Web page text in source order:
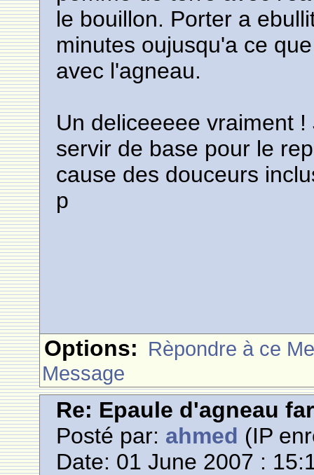
le bouillon. Porter a
minutes oujusqu'a ce
avec l'agneau.
Un deliceeeee vraiment
servir de base pour le
cause des douceurs
p
Options: Rèpondre à ce
Message
Re: Epaule d'agneau
Posté par: ahmed (IP
Date: 01 June 2007 :